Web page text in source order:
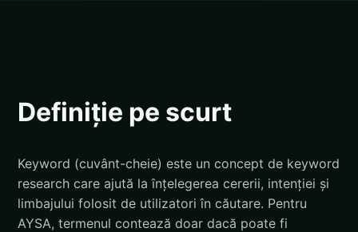
Definiție pe scurt
Keyword (cuvânt-cheie) este un concept de keyword
research care ajută la înțelegerea cererii, intenției și
limbajului folosit de utilizatori în căutare. Pentru
AYSA, termenul contează doar dacă poate fi